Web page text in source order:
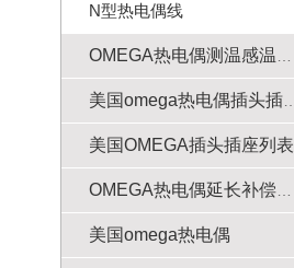
N型热电偶线
美国OMEGA插头插座列表
美国omega热电偶